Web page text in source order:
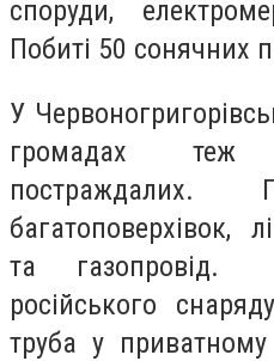
споруди,
Побитi 50 сонячних
У
громадах
постраждалих.
багатоповерхівок,
та газопровід.
російського
труба у приватному